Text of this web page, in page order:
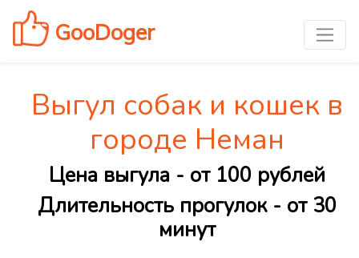
GooDoger
Выгул собак и кошек в
городе Неман
Цена выгула - от 100 рублей
Длительность прогулок - от 30
минут